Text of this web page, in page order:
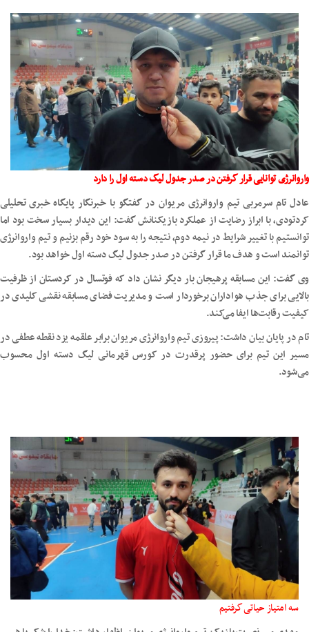
واروانرژی توانایی قرار گرفتن در صدر جدول لیگ دسته اول را دارد
عادل تام سرمربی تیم واروانرژی مریوان در گفتگو با خبرنگار پایگاه خبری تحلیلی
کردتودی، با ابراز رضایت از عملکرد بازیکنانش گفت: این دیدار بسیار سخت بود اما
توانستیم با تغییر شرایط در نیمه دوم، نتیجه را به سود خود رقم بزنیم و تیم واروانرژی
توانمند است و هدف ما قرار گرفتن در صدر جدول لیگ دسته اول خواهد بود.
وی گفت: این مسابقه پرهیجان بار دیگر نشان داد که فوتسال در کردستان از ظرفیت
بالایی برای جذب هواداران برخوردار است و مدیریت فضای مسابقه نقشی کلیدی در
کیفیت رقابت‌ها ایفا می‌کند.
تام در پایان بیان داشت: پیروزی تیم واروانرژی مریوان برابر علقمه یزد نقطه عطفی در
مسیر این تیم برای حضور پرقدرت در کورس قهرمانی لیگ دسته اول محسوب
می‌شود.
سه امتیاز حیاتی گرفتیم